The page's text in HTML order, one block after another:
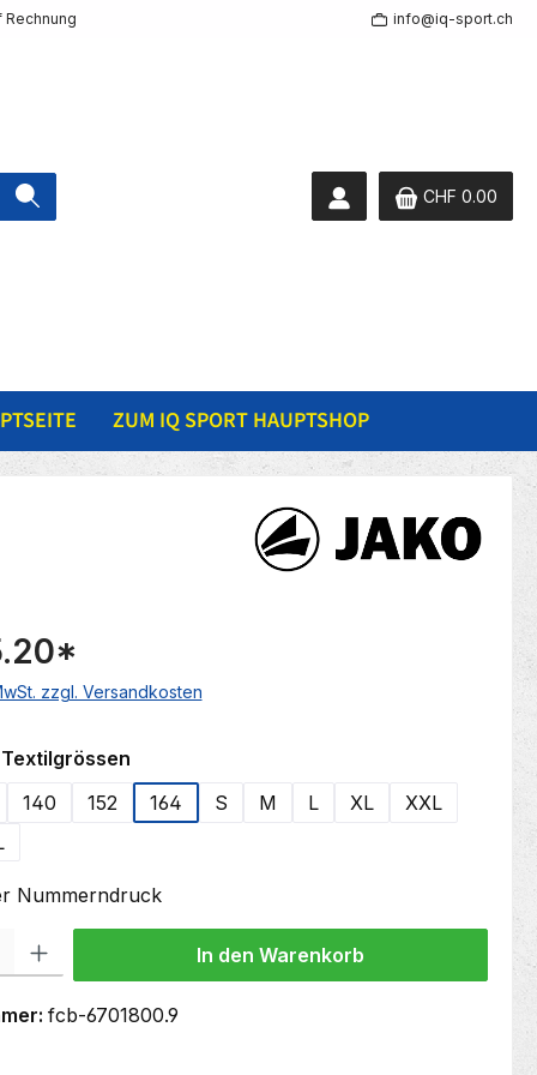
Rechnung info@iq-sport.ch
CHF 0.00
ZUM IQ SPORT HAUPTSHOP
*
zzgl. Versandkosten
auswählen
140
152 164 S M L XL
XXL
Nummerndruck
den gewünschten Wert ein oder benutze die Schaltflächen um die
In den Warenkorb
fcb-6701800.9